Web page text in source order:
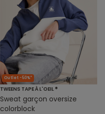
Outlet -50%*
TWEENS TAPE À L'OEIL ®
Sweat garçon oversize
colorblock